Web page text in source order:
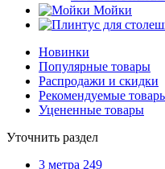
Мойки
Новинки
Популярные товары
Распродажи и скидки
Рекомендуемые
Уцененные товары
Уточнить раздел
3 метра 249